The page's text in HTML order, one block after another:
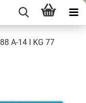
A-14 I KG 77